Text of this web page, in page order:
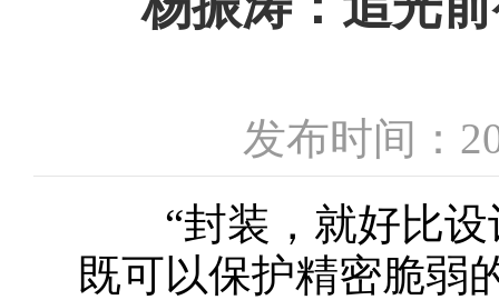
发布时间：
“封装，就好比设计
既可以保护精密脆弱